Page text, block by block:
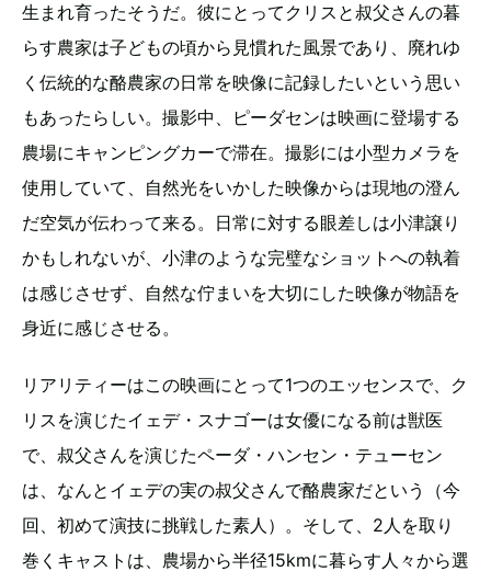
生まれ育ったそうだ。彼にとってクリスと叔父さんの暮
らす農家は子どもの頃から見慣れた風景であり、廃れゆ
く伝統的な酪農家の日常を映像に記録したいという思い
もあったらしい。撮影中、ピーダセンは映画に登場する
農場にキャンピングカーで滞在。撮影には小型カメラを
使用していて、自然光をいかした映像からは現地の澄ん
だ空気が伝わって来る。日常に対する眼差しは小津譲り
かもしれないが、小津のような完璧なショットへの執着
は感じさせず、自然な佇まいを大切にした映像が物語を
身近に感じさせる。
リアリティーはこの映画にとって1つのエッセンスで、ク
リスを演じたイェデ・スナゴーは女優になる前は獣医
で、叔父さんを演じたペーダ・ハンセン・テューセン
は、なんとイェデの実の叔父さんで酪農家だという（今
回、初めて演技に挑戦した素人）。そして、2人を取り
巻くキャストは、農場から半径15kmに暮らす人々から選